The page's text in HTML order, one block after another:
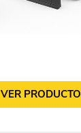
VER PRODUCTO